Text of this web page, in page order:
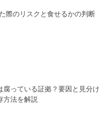
際のリスクと食せるかの判断
腐っている証拠？要因と見分け
方法を解説